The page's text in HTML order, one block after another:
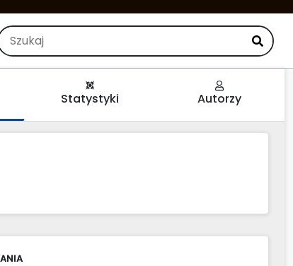
Statystyki Autorzy